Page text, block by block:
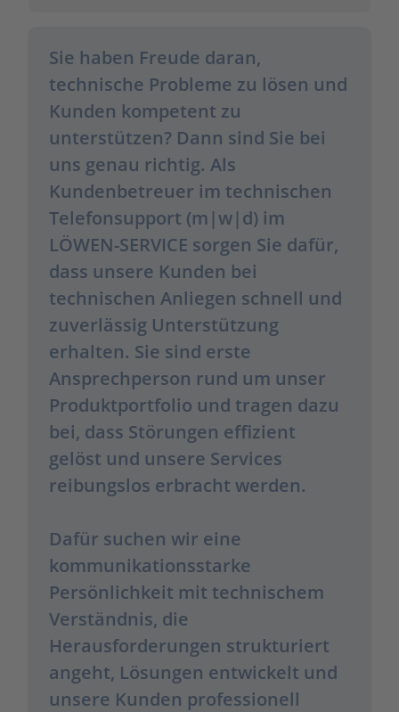
Sie haben Freude daran,
technische Probleme zu lösen und
Kunden kompetent zu
unterstützen? Dann sind Sie bei
uns genau richtig. Als
Kundenbetreuer im technischen
Telefonsupport (m|w|d) im
LÖWEN-SERVICE sorgen Sie dafür,
dass unsere Kunden bei
technischen Anliegen schnell und
zuverlässig Unterstützung
erhalten. Sie sind erste
Ansprechperson rund um unser
Produktportfolio und tragen dazu
bei, dass Störungen effizient
gelöst und unsere Services
reibungslos erbracht werden.
Dafür suchen wir eine
kommunikationsstarke
Persönlichkeit mit technischem
Verständnis, die
Herausforderungen strukturiert
angeht, Lösungen entwickelt und
unsere Kunden professionell